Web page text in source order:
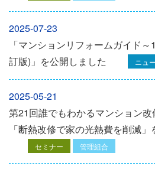
2025-07-23
「マンションリフォームガイド
訂版)」を公開しました
ニュ
2025-05-21
第21回誰でもわかるマンション改
「断熱改修で家の光熱費を削減
セミナー 管理組合